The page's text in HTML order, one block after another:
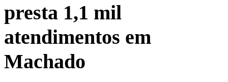
presta 1,1 mil
atendimentos em
Machado